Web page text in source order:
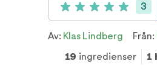
Betyg: 5 av 5 (3 röster)
3
Av: Klas Lindberg Från:
19 ingredienser 1